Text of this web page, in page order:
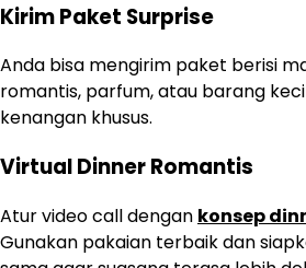
Kirim Paket Surprise
Anda bisa mengirim paket berisi
romantis, parfum, atau barang
kenangan khusus.
Virtual Dinner Romantis
Atur video call dengan konsep
Gunakan pakaian terbaik dan